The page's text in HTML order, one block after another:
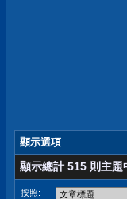
顯示選項
顯示總計 515 則主題
按照: